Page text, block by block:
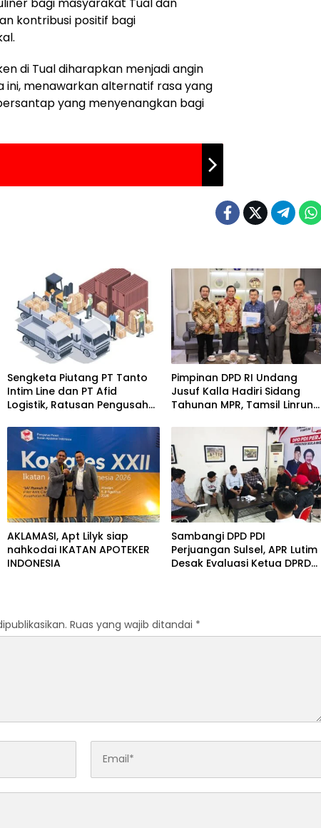
kontribusi positif bagi
di Tual diharapkan menjadi angin
ini, menawarkan alternatif rasa yang
yang menyenangkan bagi
Sengketa Piutang PT Tanto
Intim Line dan PT Afid
Logistik, Ratusan Pengusaha
Ikut Dirugikan
Pimpinan DPD RI Undang
Jusuf Kalla Hadiri Sidang
Tahunan MPR, Tamsil Linrung:
Solidaritas Kepemimpinan
Bangsa
AKLAMASI, ​Apt Lilyk siap
nahkodai IKATAN APOTEKER
INDONESIA
Sambangi DPD PDI
Perjuangan Sulsel, APR Lutim
Desak Evaluasi Ketua DPRD
Ruas yang wajib ditandai *